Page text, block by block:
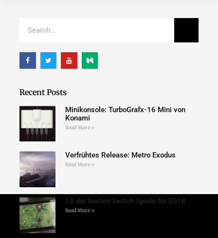
Recent Posts
Minikonsole: TurboGrafx-16 Mini von
Konami
Read More »
Verfrühtes Release: Metro Exodus
Read More »
10 der besten Switch Spiele für 2018
Read More »